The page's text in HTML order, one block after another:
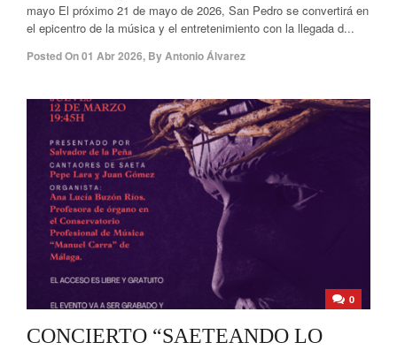
mayo El próximo 21 de mayo de 2026, San Pedro se convertirá en
el epicentro de la música y el entretenimiento con la llegada d...
Posted On01 Abr 2026, ByAntonio Álvarez
0
CONCIERTO “SAETEANDO LO